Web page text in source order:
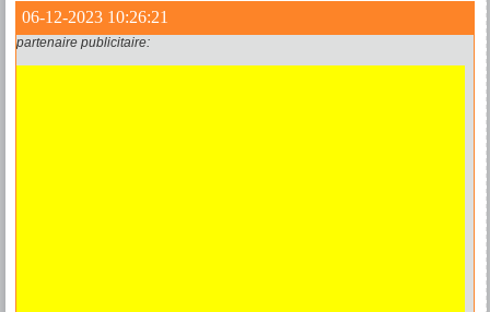
06-12-2023 10:26:21
partenaire publicitaire: